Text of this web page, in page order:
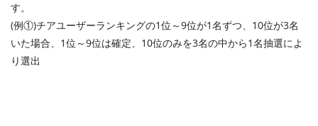
す。
(例①)チアユーザーランキングの1位～9位が1名ずつ、10位が3名
いた場合、1位～9位は確定、10位のみを3名の中から1名抽選によ
り選出